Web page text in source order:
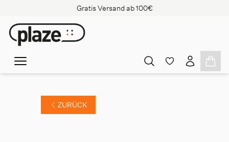
Gratis Versand ab 100€
ZURÜCK